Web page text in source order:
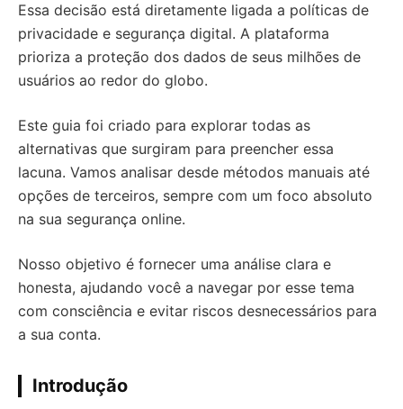
Essa decisão está diretamente ligada a políticas de
privacidade e segurança digital. A plataforma
prioriza a proteção dos dados de seus milhões de
usuários ao redor do globo.
Este guia foi criado para explorar todas as
alternativas que surgiram para preencher essa
lacuna. Vamos analisar desde métodos manuais até
opções de terceiros, sempre com um foco absoluto
na sua segurança online.
Nosso objetivo é fornecer uma análise clara e
honesta, ajudando você a navegar por esse tema
com consciência e evitar riscos desnecessários para
a sua conta.
Introdução